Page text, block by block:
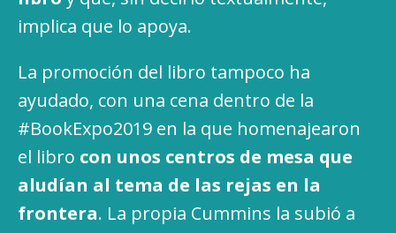
implica que lo apoya.
La promoción del libro tampoco ha
ayudado, con una cena dentro de la
#BookExpo2019 en la que homenajearon
el libro con unos centros de mesa que
aludían al tema de las rejas en la
frontera. La propia Cummins la subió a